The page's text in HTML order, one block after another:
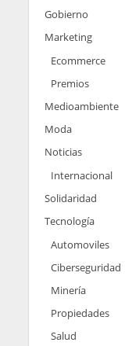
Gobierno
Marketing
Ecommerce
Premios
Medioambiente
Moda
Noticias
Internacional
Solidaridad
Tecnología
Automoviles
Ciberseguridad
Minería
Propiedades
Salud